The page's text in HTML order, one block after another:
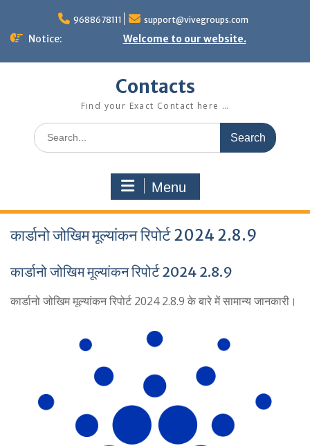
content
9688678111 support@vivegroups.com
Notice: Welcome to our website.
Contacts
Find your Exact Contact here …
Search
for:
Menu
कार्डानो जोखिम मूल्यांकन रिपोर्ट 2024 2.8.9
कार्डानो जोखिम मूल्यांकन रिपोर्ट 2024 2.8.9
कार्डानो जोखिम मूल्यांकन रिपोर्ट 2024 2.8.9 के बारे में सामान्य जानकारी।